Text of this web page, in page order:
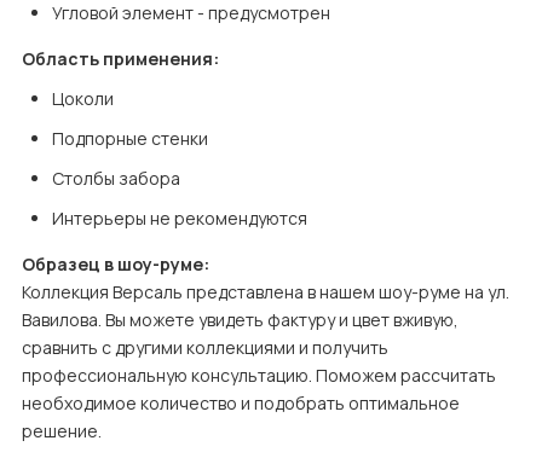
Угловой элемент - предусмотрен
Область применения:
Цоколи
Подпорные стенки
Столбы забора
Интерьеры не рекомендуются
Образец в шоу-руме:
Коллекция Версаль представлена в нашем шоу-руме на ул.
Вавилова. Вы можете увидеть фактуру и цвет вживую,
сравнить с другими коллекциями и получить
профессиональную консультацию. Поможем рассчитать
необходимое количество и подобрать оптимальное
решение.